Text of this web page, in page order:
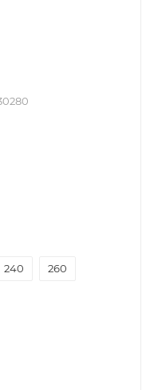
240 260